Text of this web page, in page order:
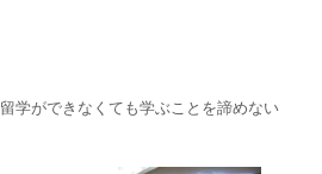
留学ができなくても学ぶことを諦めない